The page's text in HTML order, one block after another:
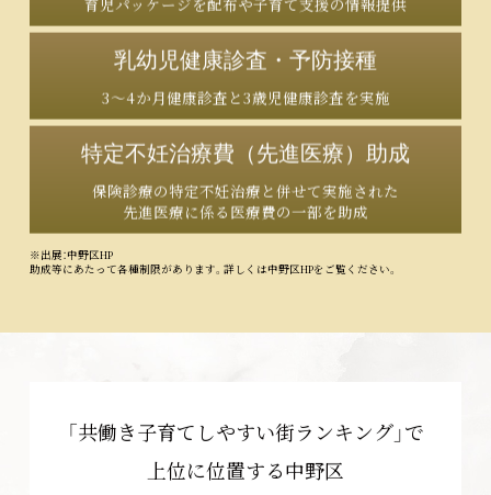
乳幼児健康診査・予防接種
3～4か月健康診査と3歳児健康診査を実施
特定不妊治療費（先進医療）助成
保険診療の特定不妊治療と併せて実施された
先進医療に係る医療費の一部を助成
※出展：中野区HP
助成等にあたって各種制限があります。詳しくは中野区HPをご覧ください。
「共働き子育てしやすい街ランキング」で
上位に位置する中野区